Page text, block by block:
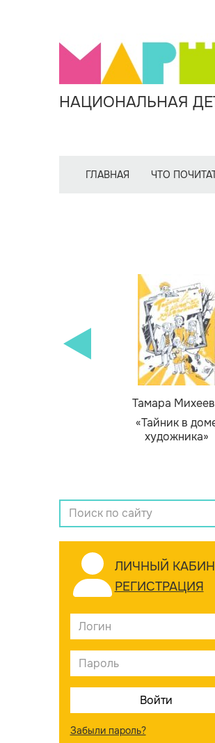
НАЦИОНАЛЬНАЯ
ГЛАВНАЯ ЧТО
Тамара
«Тайник в
художника»
ЛИЧНЫЙ
РЕГИСТРАЦИЯ
Забыли пароль?